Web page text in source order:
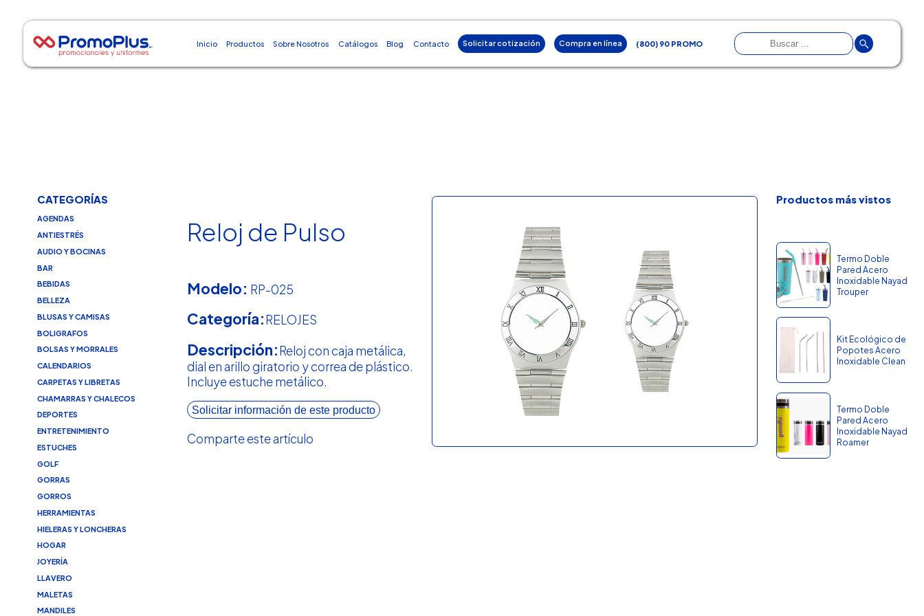
Inicio Productos Sobre Nosotros Catálogos Blog Contacto Solicitar cotización Compra en línea (800) 90 PROMO
CATEGORÍAS
AGENDAS
ANTIESTRÉS
AUDIO Y BOCINAS
BAR
BEBIDAS
BELLEZA
BLUSAS Y CAMISAS
BOLIGRAFOS
BOLSAS Y MORRALES
CALENDARIOS
CARPETAS Y LIBRETAS
CHAMARRAS Y CHALECOS
DEPORTES
ENTRETENIMIENTO
ESTUCHES
GOLF
GORRAS
GORROS
HERRAMIENTAS
HIELERAS Y LONCHERAS
HOGAR
JOYERÍA
LLAVERO
MALETAS
MANDILES
Reloj de Pulso
Modelo: RP-025
Categoría:RELOJES
Descripción:Reloj con caja metálica,
dial en arillo giratorio y correa de plástico.
Incluye estuche metálico.
Solicitar información de este producto
Comparte este artículo
Productos más vistos
Termo Doble
Pared Acero
Inoxidable Nayad
Trouper
Kit Ecológico de
Popotes Acero
Inoxidable Clean
Termo Doble
Pared Acero
Inoxidable Nayad
Roamer